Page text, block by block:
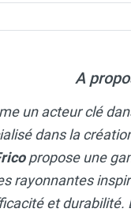
A
un acteur clé
dans la
propose une
rayonnantes
et